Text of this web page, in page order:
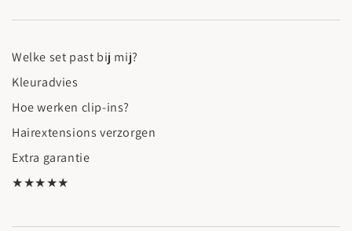
Welke set past bij mij?
Kleuradvies
Hoe werken clip-ins?
Hairextensions verzorgen
Extra garantie
★★★★★